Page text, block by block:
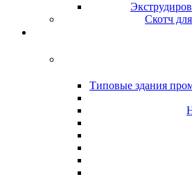
Скотч
Типовые здания